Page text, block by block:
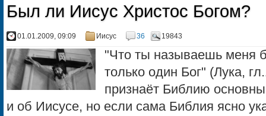
Был ли Иисус Христос Богом?
01.01.2009, 09:09 Иисус 36 19843
"Что ты называешь меня
только один Бог" (Лука,
признаёт Библию
и об Иисусе, но если сама Библия ясно